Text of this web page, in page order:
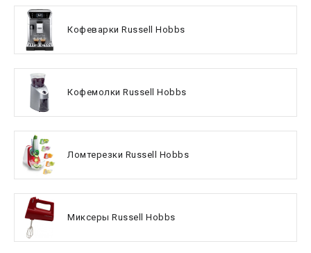
Кофеварки Russell Hobbs
Кофемолки Russell Hobbs
Ломтерезки Russell Hobbs
Миксеры Russell Hobbs